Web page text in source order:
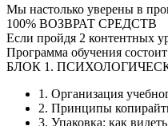
Мы настолько уверены в
100% ВОЗВРАТ СРЕДСТВ
Если пройдя 2 контентных
Программа обучения
БЛОК 1.
1. Организация
2. Принципы
3. Упаковка: как